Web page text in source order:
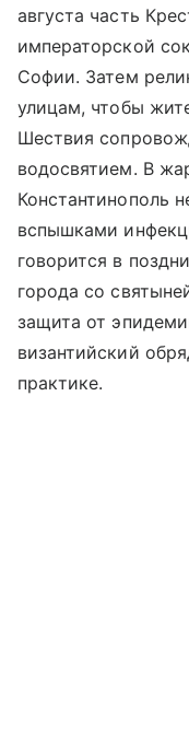
августа часть
императорской
Софии. Затем
улицам, чтобы
Шествия
водосвятием. В
Константинополь
вспышками
говорится в
города со
защита от
византийский
практике.